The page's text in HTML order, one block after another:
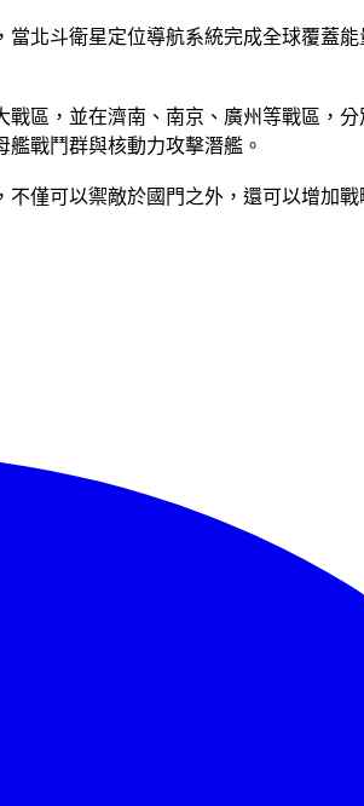
北斗衛星定位導航系統完成全球覆蓋
區，並在濟南、南京、廣州等戰區，
戰鬥群與核動力攻擊潛艦。
僅可以禦敵於國門之外，還可以增加